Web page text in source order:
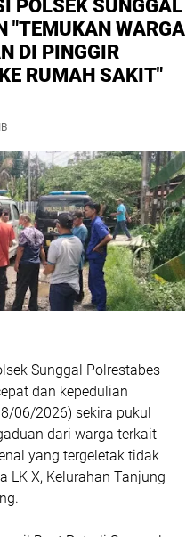
POLSEK SUNGGAL
"TEMUKAN WARGA
DI PINGGIR
RUMAH SAKIT"
Sunggal Polrestabes
dan kepedulian
06/2026) sekira pukul
dari warga terkait
yang tergeletak tidak
LK X, Kelurahan Tanjung